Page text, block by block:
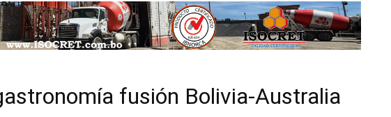
fusión Bolivia-Australia